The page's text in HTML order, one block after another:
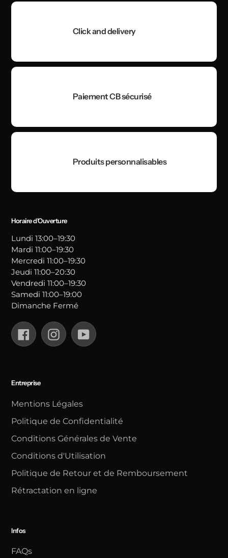
Click and delivery
Paiement CB sécurisé
Produits personnalisables
Horaire d'Ouverture
Lundi 13:00–19:30
Mardi 11:00–19:30
Mercredi 11:00–19:30
Jeudi 11:00–20:30
Vendredi 11:00–19:30
Samedi 11:00–19:00
Dimanche Fermé
FacebookInstagramYouTube
Entreprise
Mentions Légales
Politique de Confidentialité
Conditions Générales de Vente
Conditions d'Utilisation
Politique de Retour et de Remboursement
Rétractation en ligne
Infos
FAQs